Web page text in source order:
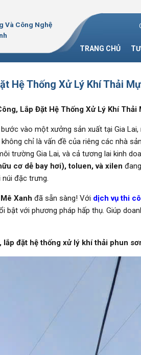
Và Công Nghệ
TRANG CHỦ
Hệ Thống Xử Lý Khí Thải
Lắp Đặt Hệ Thống Xử Lý Khí
vào một xưởng sản xuất tại Gia
chỉ là vấn đề của riêng các nhà
trường Gia Lai, và cả tương lai kinh
cơ dễ bay hơi), toluen, và xilen
đặc trưng.
Xanh đã sẵn sàng! Với dịch vụ thi
bật với phương pháp hấp thụ. Giúp
lắp đặt hệ thống xử lý khí thải phun